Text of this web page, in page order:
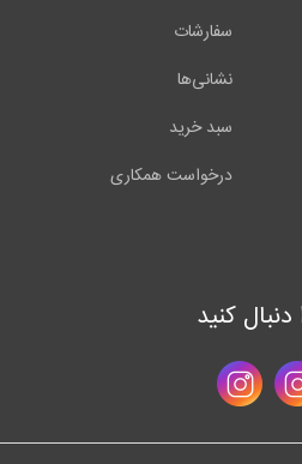
سفارشات
نشانی‌ها
سبد خرید
درخواست همکاری
دنبال کنید